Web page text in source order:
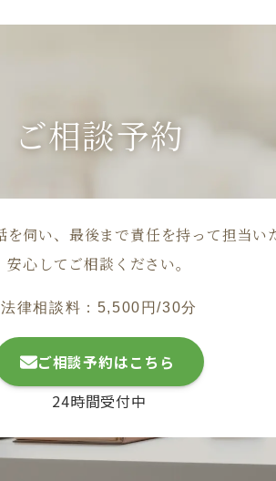
ご相談予約
伺い、 最後まで責任を持って担当い
安心してご相談ください。
法律相談料：5,500円/30分
ご相談予約はこちら
24時間受付中